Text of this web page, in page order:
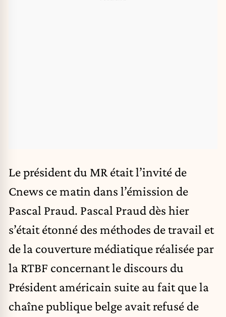
Le président du MR était l’invité de
Cnews ce matin dans l’émission de
Pascal Praud. Pascal Praud dès hier
s’était étonné des méthodes de travail et
de la couverture médiatique réalisée par
la RTBF concernant le discours du
Président américain suite au fait que la
chaîne publique belge avait refusé de